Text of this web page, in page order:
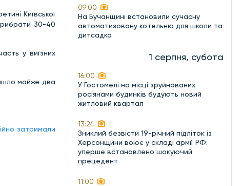
Київської
30-40
у виїзних
майже два
затримали
09:00
На Бучанщині встановили сучасну
автоматизовану котельню для школи та
дитсадка
1 серпня, субота
16:00
У Гостомелі на місці зруйнованих
росіянами будинків будують новий
житловий квартал
13:24
Зниклий безвісти 19-річний підліток із
Херсонщини воює у складі армії РФ:
уперше встановлено шокуючий
прецедент
11:00